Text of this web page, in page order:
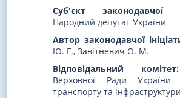
Суб'єкт законодавчої
Народний депутат України
Автор законодавчої
Ю. Г., Завітневич О. М.
Відповідальний комітет:
Верховної Ради
транспорту та інфраструктури